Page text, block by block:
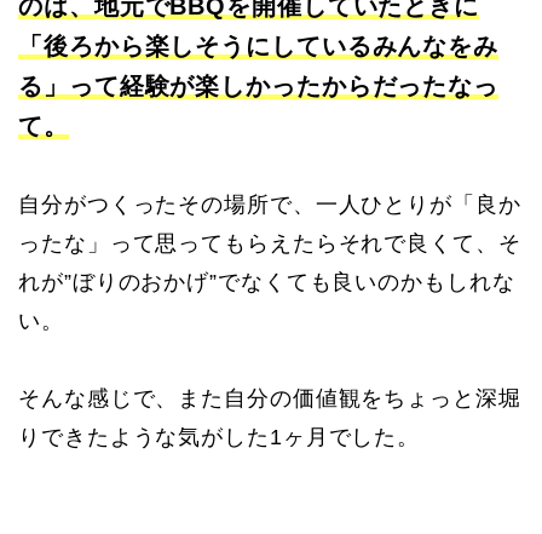
のは、地元でBBQを開催していたときに
「後ろから楽しそうにしているみんなをみ
る」って経験が楽しかったからだったなっ
て。
自分がつくったその場所で、一人ひとりが「良か
ったな」って思ってもらえたらそれで良くて、そ
れが”ぼりのおかげ”でなくても良いのかもしれな
い。
そんな感じで、また自分の価値観をちょっと深堀
りできたような気がした1ヶ月でした。